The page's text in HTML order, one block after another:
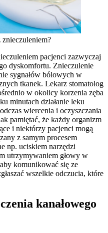
znieczuleniem?
pacjenci zazwyczaj
dyskomfortu. Znieczulenie
sygnałów bólowych w
tkanek. Lekarz stomatolog
w okolicy korzenia zęba
minutach działanie leku
wiercenia i oczyszczania
pamiętać, że każdy organizm
i niektórzy pacjenci mogą
z samym procesem
np. uciskiem narzędzi
utrzymywaniem głowy w
komunikować się ze
wszelkie odczucia, które
kanałowego